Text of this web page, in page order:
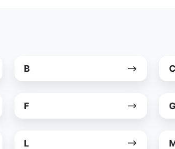
B C
F G
L